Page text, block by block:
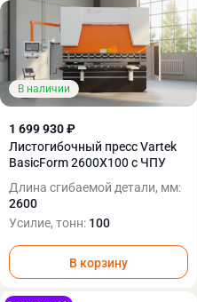
В наличии
1 699 930 ₽
Листогибочный пресс Vartek
BasicForm 2600X100 с ЧПУ
Длина сгибаемой детали, мм:
2600
Усилие, тонн: 100
В корзину